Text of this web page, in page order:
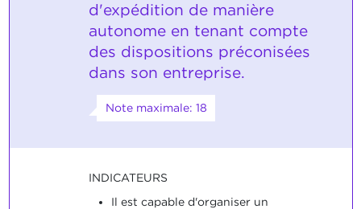
d'expédition de manière
autonome en tenant compte
des dispositions préconisées
dans son entreprise.
Note maximale: 18
INDICATEURS
Il est capable d'organiser un